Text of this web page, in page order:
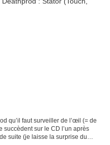
qu’il faut surveiller de l’œil (= de
succèdent sur le CD l’un après
suite (je laisse la surprise du